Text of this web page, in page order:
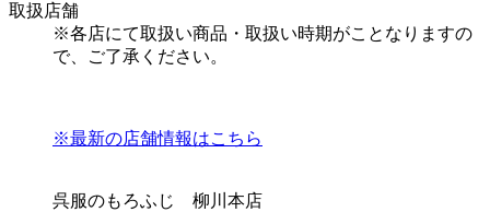
取扱店舗
※各店にて取扱い商品・取扱い時期がことなりますの
で、ご了承ください。
※最新の店舗情報はこちら
呉服のもろふじ 柳川本店